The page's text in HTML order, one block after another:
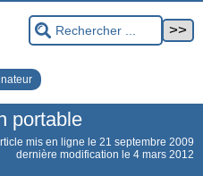
portable
mis en ligne le 21 septembre 2009
dernière modification le 4 mars 2012